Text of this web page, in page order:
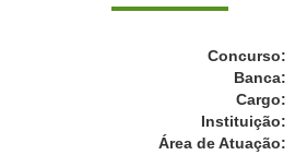
Concurso:
Banca:
Cargo:
Instituição:
Área de Atuação: